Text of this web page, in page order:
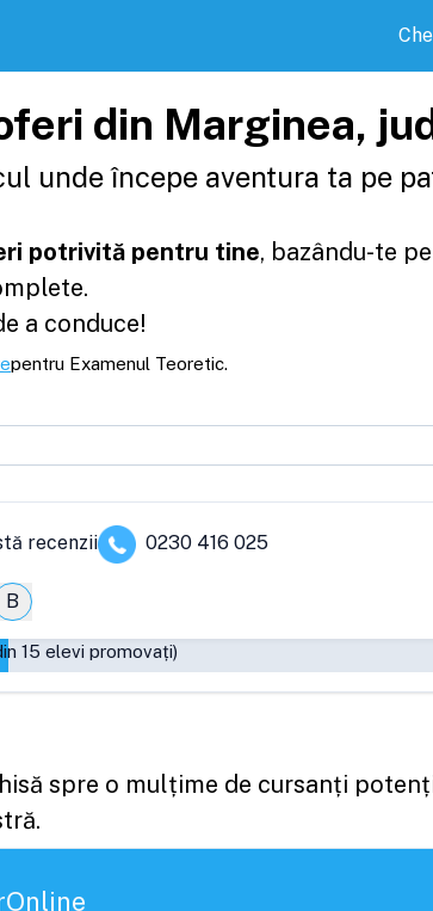
din Marginea,
unde începe aventura ta pe
potrivită pentru tine, bazându-te
a conduce!
pentru Examenul Teoretic.
recenzii 0230 416 025
B
15 elevi promovați)
spre o mulțime de cursanți